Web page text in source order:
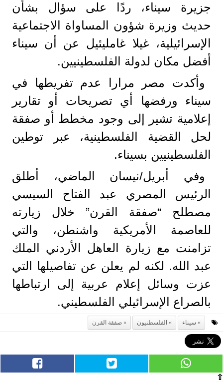
جزيرة سيناء، ردًا على سؤال بشأن
حديث وزيرة شؤون المساواة الاجتماعية
الإسرائيلية، غيلا غامليئيل عن أن سيناء
أفضل مكان لدولة الفلسطينيين.
وأكدت مصر مرارا عدم تفريطها في
سيناء ورفضها أي تصريحات أو تقارير
إعلامية تشير إلى وجود مخطط أو صفقة
لحل القضية الفلسطينية، عبر توطين
الفلسطينيين بسيناء.
وفي أبريل/نيسان الماضي، أطلق
الرئيس المصري عبد الفتاح السيسي
مصطلح “صفقة القرن” خلال زيارته
للعاصمة الأمريكية واشنطن، والتي
تزامنت مع زيارة العاهل الأردني الملك
عبد الله. لكنه لم يعلن عن تفاصيلها التي
عزت وسائل إعلام عربية إلى ارتباطها
بالصراع الإسرائيلي الفلسطيني.
سيناء الفلسطنيون صفقة القرن
⇧